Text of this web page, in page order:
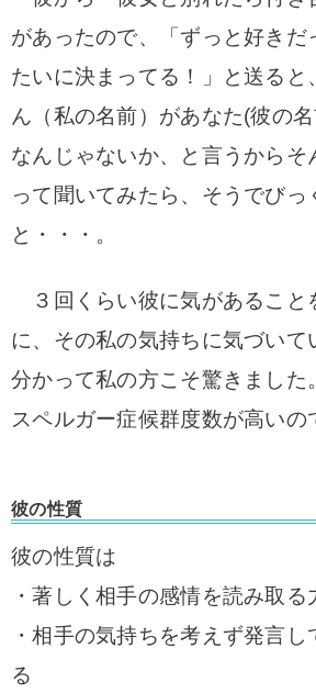
があったので、「ずっと好きだ
たいに決まってる！」と送ると
ん（私の名前）があなた(彼の
なんじゃないか、と言うからそ
って聞いてみたら、そうでびっ
と・・・。
３回くらい彼に気があること
に、その私の気持ちに気づいて
分かって私の方こそ驚きました
スペルガー症候群度数が高いの
彼の性質
彼の性質は
・著しく相手の感情を読み取る
・相手の気持ちを考えず発言
る